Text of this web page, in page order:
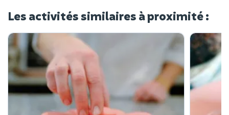
Les activités similaires à proximité :